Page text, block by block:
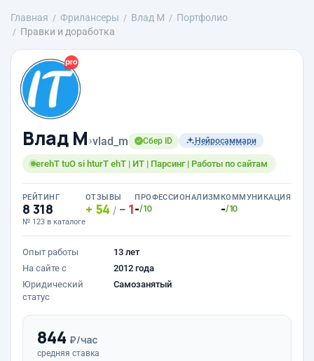
Главная Фрилансеры Влад М
Портфолио
Правки и доработка
Влад М›vlad_m Сбер ID Нейросаммари
erehT tuO si hturT ehT | ИТ | Парсинг | Работы по сайтам
РЕЙТИНГ
8 318
№ 123 в каталоге
ОТЗЫВЫ
54 / 1
ПРОФЕССИОНАЛИЗМ
-/10
КОММУНИКАЦИЯ
-/10
Опыт работы
13 лет
На сайте с
2012 года
Юридический
статус
Самозанятый
844 ₽/час
средняя ставка